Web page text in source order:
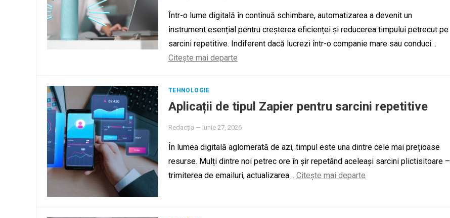
Într-o lume digitală în continuă schimbare, automatizarea a devenit un
instrument esențial pentru creșterea eficienței și reducerea timpului petrecut pe
sarcini repetitive. Indiferent dacă lucrezi într-o companie mare sau conduci…
Citește mai departe
TEHNOLOGIE
Aplicații de tipul Zapier pentru sarcini repetitive
Redacția — Iunie 27, 2026
În lumea digitală aglomerată de azi, timpul este una dintre cele mai prețioase
resurse. Mulți dintre noi petrec ore în șir repetând aceleași sarcini plictisitoare –
trimiterea de emailuri, actualizarea… Citește mai departe